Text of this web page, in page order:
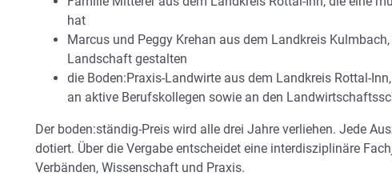
hat
Marcus und Peggy Krehan aus dem Landkreis
Landschaft gestalten
die Boden:Praxis-Landwirte aus dem Landkreis Rottal-
an aktive Berufskollegen sowie an den
Der boden:ständig-Preis wird alle drei Jahre verliehen. Jede
dotiert. Über die Vergabe entscheidet eine interdisziplinäre
Verbänden, Wissenschaft und Praxis.